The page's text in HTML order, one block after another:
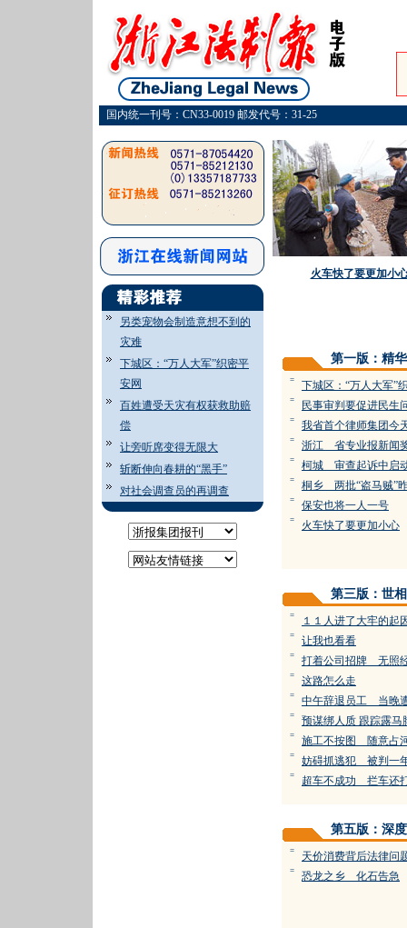
国内统一刊号：CN33-0019 邮发代号：31-25
另类宠物会制造意想不到的
灾难
下城区：“万人大军”织密平
安网
百姓遭受天灾有权获救助赔
偿
让旁听席变得无限大
斩断伸向春耕的“黑手”
对社会调查员的再调查
火车快了要更加小
第一版：精
= 下城区：“万人大军”
= 民事审判要促进民生
= 我省首个律师集团今
= 浙江 省专业报新闻
= 柯城 审查起诉中启
= 桐乡 两批“盗马贼”
= 保安也将一人一号
= 火车快了要更加小心
第三版：世相
= １１人进了大牢的起
= 让我也看看
= 打着公司招牌 无照
= 这路怎么走
= 中午辞退员工 当晚
= 预谋绑人质 跟踪露马
= 施工不按图 随意占
= 妨碍抓逃犯 被判一
= 超车不成功 拦车还
第五版：深度
= 天价消费背后法律问
= 恐龙之乡 化石告急